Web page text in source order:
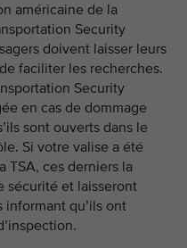
américaine de la
Security
doivent laisser leurs
faciliter les recherches.
Security
en cas de dommage
sont ouverts dans le
Si votre valise a été
TSA, ces derniers la
sécurité et laisseront
qu’ils ont